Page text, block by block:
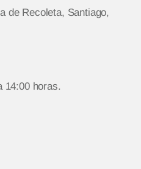
de Recoleta, Santiago,
14:00 horas.